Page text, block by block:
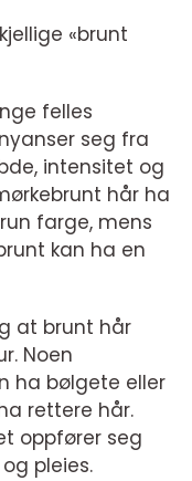
«brunt
felles
seg fra
intensitet og
hår ha
farge, mens
kan ha en
at brunt hår
Noen
ha bølgete eller
rettere hår.
oppfører seg
pleies.